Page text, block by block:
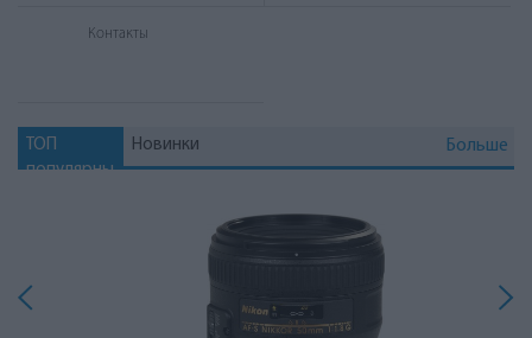
Контакты
Больше
ТОП
популярны
Новинки